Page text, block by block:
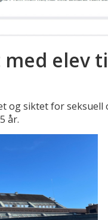
elev
og siktet for seksuell
år.